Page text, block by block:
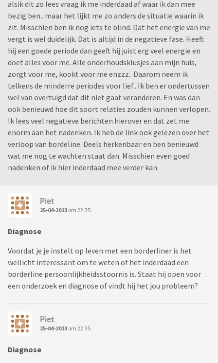
alsik dit zo lees vraag ik me inderdaad af waar ik dan mee
bezig ben.. maar het lijkt me zo anders de situatie waarin ik
zit. Misschien ben ik nog iets te blind. Dat het energie van me
vergt is wel duidelijk. Dat is altijd in de negatieve fase. Heeft
hij een goede periode dan geeft hij juist erg veel energie en
doet alles voor me. Alle onderhoudsklusjes aan mijn huis,
zorgt voor me, kookt voor me enzzz.. Daarom neem ik
telkens de minderre periodes voor lief.. Ik ben er ondertussen
wel van overtuigd dat dit niet gaat veranderen. En was dan
ook benieuwd hoe dit soort relaties zouden kunnen verlopen.
Ik lees veel negatieve berichten hierover en dat zet me
enorm aan het nadenken. Ik heb de link ook gelezen over het
verloop van bordeline. Deels herkenbaar en ben benieuwd
wat me nog te wachten staat dan. Misschien even goed
nadenken of ik hier inderdaad mee verder kan.
Piet
25-04-2013 om 22:35
Diagnose
Voordat je je instelt op leven met een borderliner is het
wellicht interessant om te weten of het inderdaad een
borderline persoonlijkheidsstoornis is. Staat hij open voor
een onderzoek en diagnose of vindt hij het jou probleem?
Piet
25-04-2013 om 22:35
Diagnose